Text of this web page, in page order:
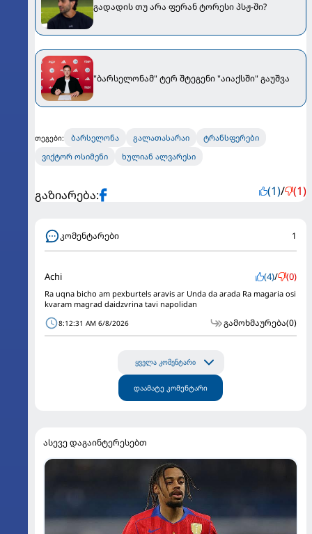
გადადის თუ არა ფერან ტორესი პსჟ-ში?
"ბარსელონამ" ტერ შტეგენი "აიაქსში" გაუშვა
თეგები: ბარსელონა გალათასარაი
ტრანსფერები
ვიქტორ ოსიმენი
ხულიან ალვარესი
გაზიარება: (1)/ (1)
კომენტარები 1
Achi (4)/ (0)
Ra uqna bicho am pexburtels aravis ar Unda da arada Ra magaria osi
kvaram magrad daidzvrina tavi napolidan
8:12:31 AM 6/8/2026 გამოხმაურება(0)
ყველა კომენტარი
დაამატე კომენტარი
ასევე დაგაინტერესებთ